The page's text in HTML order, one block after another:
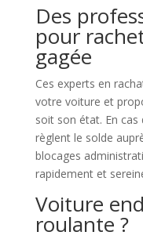
Des
pour
gagée
Ces experts en
votre voiture et
soit son état. En
règlent le solde
blocages
rapidement et
Voiture
roulante ?